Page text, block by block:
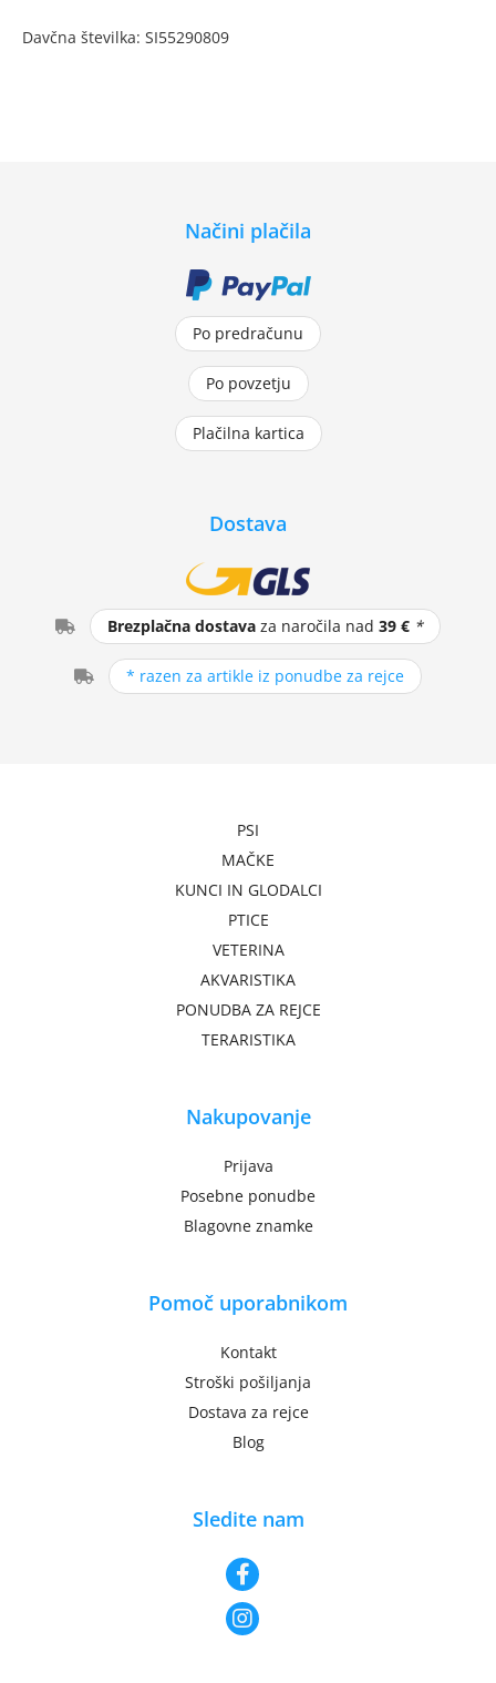
Davčna številka: SI55290809
Načini plačila
Po predračunu
Po povzetju
Plačilna kartica
Dostava
Brezplačna dostava za naročila nad39 € *
* razen za artikle iz ponudbe za rejce
PSI
MAČKE
KUNCI IN GLODALCI
PTICE
VETERINA
AKVARISTIKA
PONUDBA ZA REJCE
TERARISTIKA
Nakupovanje
Prijava
Posebne ponudbe
Blagovne znamke
Pomoč uporabnikom
Kontakt
Stroški pošiljanja
Dostava za rejce
Blog
Sledite nam